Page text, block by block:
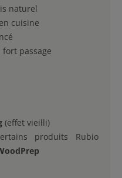
naturel
cuisine
fort passage
(effet vieilli)
produits Rubio